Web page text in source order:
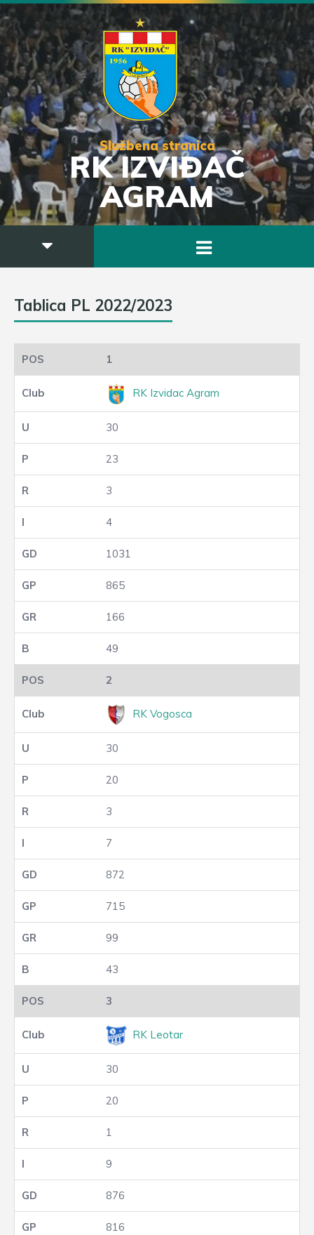
Službena stranica
RK IZVIĐAČ
AGRAM
Tablica PL 2022/2023
1
RK Izvidac Agram
30
23
3
4
1031
865
166
49
2
RK Vogosca
30
20
3
7
872
715
99
43
3
RK Leotar
30
20
1
9
876
816